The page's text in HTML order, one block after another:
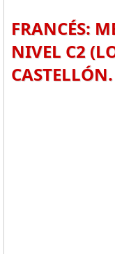
FRANCÉS:
NIVEL C2
CASTELLÓN.